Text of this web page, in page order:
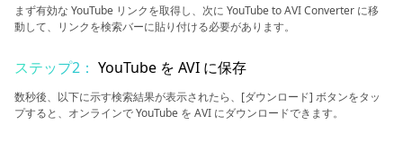
まず有効な YouTube リンクを取得し、次に YouTube to AVI Converter に移
動して、リンクを検索バーに貼り付ける必要があります。
ステップ2： YouTube を AVI に保存
数秒後、以下に示す検索結果が表示されたら、[ダウンロード] ボタンをタッ
プすると、オンラインで YouTube を AVI にダウンロードできます。